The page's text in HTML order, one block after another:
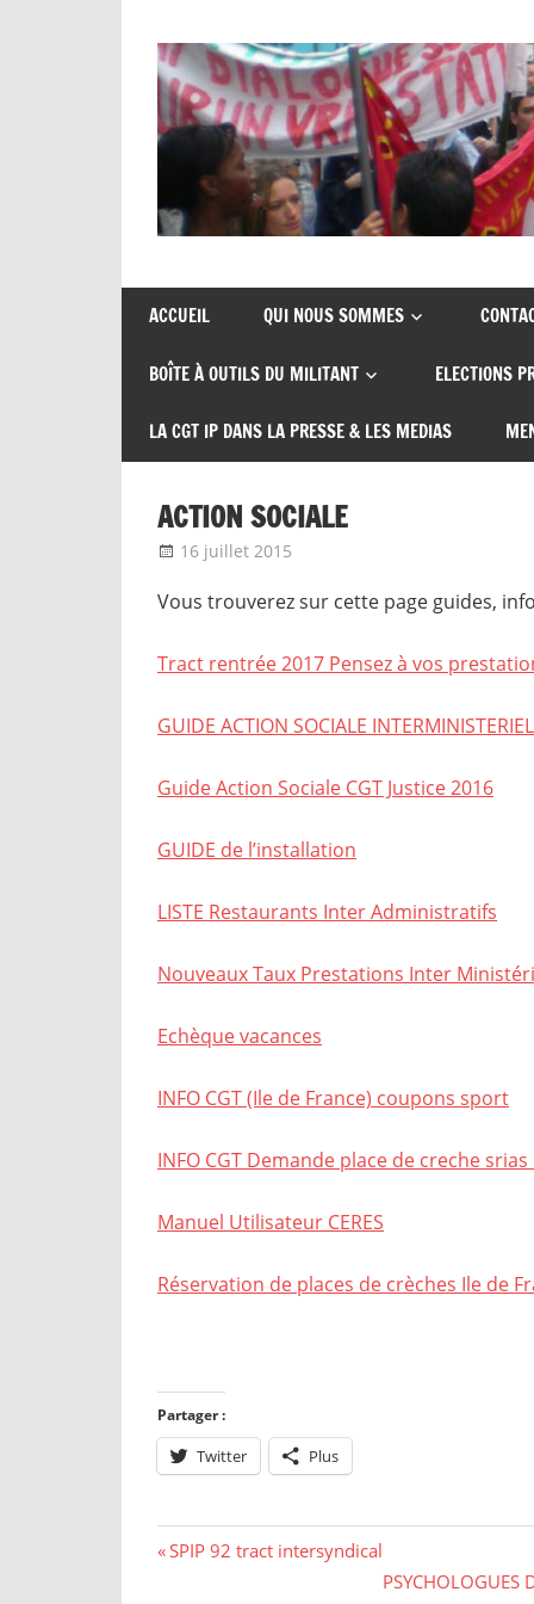
content
CGT
insertion
probation
de
syndicats
insertion
ACCUEIL QUI NOUS SOMMES
BOÎTE À OUTILS DU MILITANT ELECTIONS
LA CGT IP DANS LA PRESSE & LES MEDIAS
ACTION SOCIALE
16 juillet 2015
Vous trouverez sur cette page guides,
Tract rentrée 2017 Pensez à vos
GUIDE ACTION SOCIALE
Guide Action Sociale CGT Justice 2016
GUIDE de l’installation
LISTE Restaurants Inter Administratifs
Nouveaux Taux Prestations Inter
Echèque vacances
INFO CGT (Ile de France) coupons sport
INFO CGT Demande place de creche
Manuel Utilisateur CERES
Réservation de places de crèches Ile de
Partager :
Twitter Plus
Navigation
Previous
SPIP 92 tract intersyndical
Next
PSYCHOLOGUES